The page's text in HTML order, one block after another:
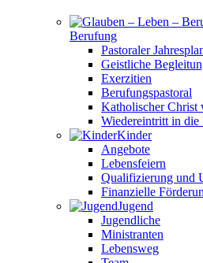
Berufung
Pastoraler
Geistliche
Exerzitien
Berufungspastoral
Katholischer Christ
Wiedereintritt in
Kinder
Angebote
Lebensfeiern
Qualifizierung und
Finanzielle
Jugend
Jugendliche
Ministranten
Lebensweg